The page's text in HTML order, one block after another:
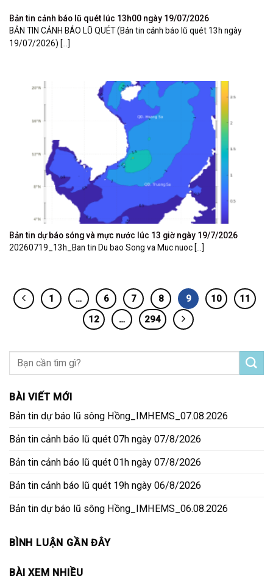
Bản tin cảnh báo lũ quét lúc 13h00 ngày 19/07/2026
BẢN TIN CẢNH BÁO LŨ QUÉT (Bản tin cảnh báo lũ quét 13h ngày
19/07/2026) [...]
Bản tin dự báo sóng và mực nước lúc 13 giờ ngày 19/7/2026
20260719_13h_Ban tin Du bao Song va Muc nuoc [...]
1 … 6 7 8 9 10
11
12
… 294
BÀI VIẾT MỚI
Bản tin dự báo lũ sông Hồng_IMHEMS_07.08.2026
Bản tin cảnh báo lũ quét 07h ngày 07/8/2026
Bản tin cảnh báo lũ quét 01h ngày 07/8/2026
Bản tin cảnh báo lũ quét 19h ngày 06/8/2026
Bản tin dự báo lũ sông Hồng_IMHEMS_06.08.2026
BÌNH LUẬN GẦN ĐÂY
BÀI XEM NHIỀU